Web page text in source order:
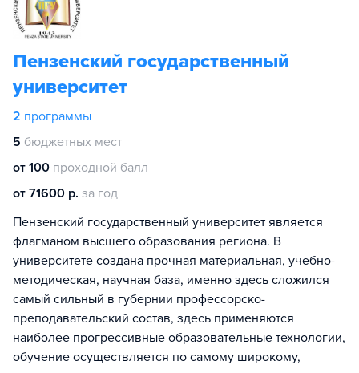
Пензенский государственный
университет
2 программы
5 бюджетных мест
от 100 проходной балл
от 71600 р. за год
Пензенский государственный университет является
флагманом высшего образования региона. В
университете создана прочная материальная, учебно-
методическая, научная база, именно здесь сложился
самый сильный в губернии профессорско-
преподавательский состав, здесь применяются
наиболее прогрессивные образовательные технологии,
обучение осуществляется по самому широкому,